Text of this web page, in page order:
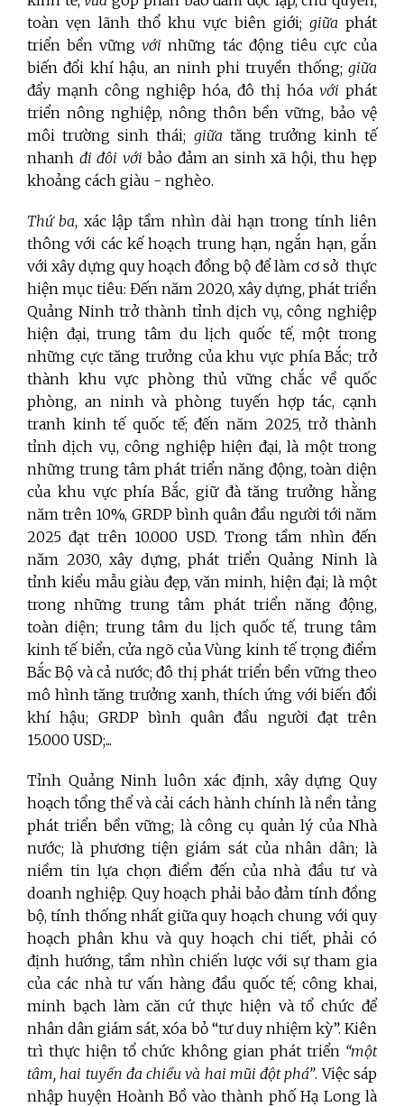
toàn vẹn lãnh thổ khu vực biên giới; giữa phát
triển bền vữngvới những tác động tiêu cực của
biến đổi khí hậu, an ninh phi truyền thống; giữa
đẩy mạnh công nghiệp hóa, đô thị hóa với phát
triển nông nghiệp, nông thôn bền vững, bảo vệ
môi trường sinh thái; giữa tăng trưởng kinh tế
nhanh đi đôi với bảo đảm an sinh xã hội, thu hẹp
khoảng cách giàu - nghèo.
Thứ ba, xác lập tầm nhìn dài hạn trong tính liên
thông với các kế hoạch trung hạn, ngắn hạn, gắn
với xây dựng quy hoạch đồng bộ để làm cơ sở thực
hiện mục tiêu: Đến năm 2020, xây dựng, phát triển
Quảng Ninh trở thành tỉnh dịch vụ, công nghiệp
hiện đại, trung tâm du lịch quốc tế, một trong
những cực tăng trưởng của khu vực phía Bắc; trở
thành khu vực phòng thủ vững chắc về quốc
phòng, an ninh và phòng tuyến hợp tác, cạnh
tranh kinh tế quốc tế; đến năm 2025, trở thành
tỉnh dịch vụ, công nghiệp hiện đại, là một trong
những trung tâm phát triển năng động, toàn diện
của khu vực phía Bắc, giữ đà tăng trưởng hằng
năm trên 10%, GRDP bình quân đầu người tới năm
2025 đạt trên 10.000 USD. Trong tầm nhìn đến
năm 2030, xây dựng, phát triển Quảng Ninh là
tỉnh kiểu mẫu giàu đẹp, văn minh, hiện đại; là một
trong những trung tâm phát triển năng động,
toàn diện; trung tâm du lịch quốc tế, trung tâm
kinh tế biển, cửa ngõ của Vùng kinh tế trọng điểm
Bắc Bộ và cả nước; đô thị phát triển bền vững theo
mô hình tăng trưởng xanh, thích ứng với biến đổi
khí hậu; GRDP bình quân đầu người đạt trên
15.000 USD;...
Tỉnh Quảng Ninh luôn xác định, xây dựng Quy
hoạch tổng thể và cải cách hành chính là nền tảng
phát triển bền vững; là công cụ quản lý của Nhà
nước; là phương tiện giám sát của nhân dân; là
niềm tin lựa chọn điểm đến của nhà đầu tư và
doanh nghiệp. Quy hoạch phải bảo đảm tính đồng
bộ, tính thống nhất giữa quy hoạch chung với quy
hoạch phân khu và quy hoạch chi tiết, phải có
định hướng, tầm nhìn chiến lược với sự tham gia
của các nhà tư vấn hàng đầu quốc tế; công khai,
minh bạch làm căn cứ thực hiện và tổ chức để
nhân dân giám sát, xóa bỏ “tư duy nhiệm kỳ”. Kiên
trì thực hiện tổ chức không gian phát triển “một
tâm, hai tuyến đa chiều và hai mũi đột phá”. Việc sáp
nhập huyện Hoành Bồ vào thành phố Hạ Long là